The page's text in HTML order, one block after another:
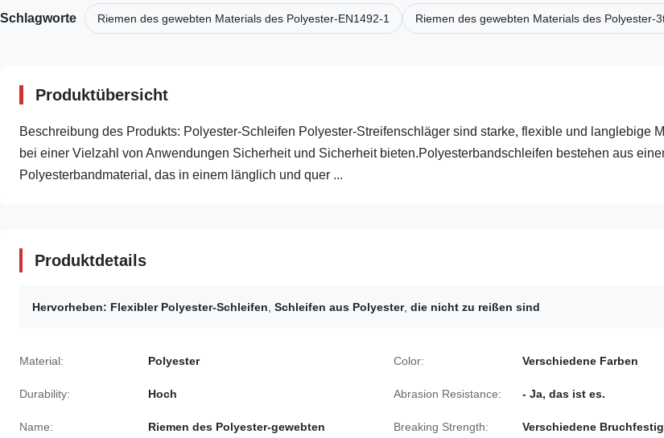
Schlagworte Riemen des gewebten Materials des Polyester-EN1492-1 Riemen des gewebten Materials des Polyester-
Produktübersicht
Beschreibung des Produkts: Polyester-Schleifen Polyester-Streifenschläger sind starke, flexible und langlebige
bei einer Vielzahl von Anwendungen Sicherheit und Sicherheit bieten.Polyesterbandschleifen bestehen aus
Polyesterbandmaterial, das in einem länglich und quer ...
Produktdetails
Hervorheben: Flexibler Polyester-Schleifen Schleifen aus Polyester, die nicht zu reißen sind
Material: Polyester Color: Verschiedene Farben
Durability: Hoch Abrasion Resistance: - Ja, das ist es.
Name:
Riemen des Polyester-gewebten
Breaking Strength: Verschiedene